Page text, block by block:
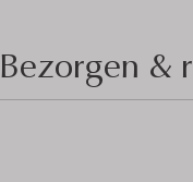
Bezorgen &